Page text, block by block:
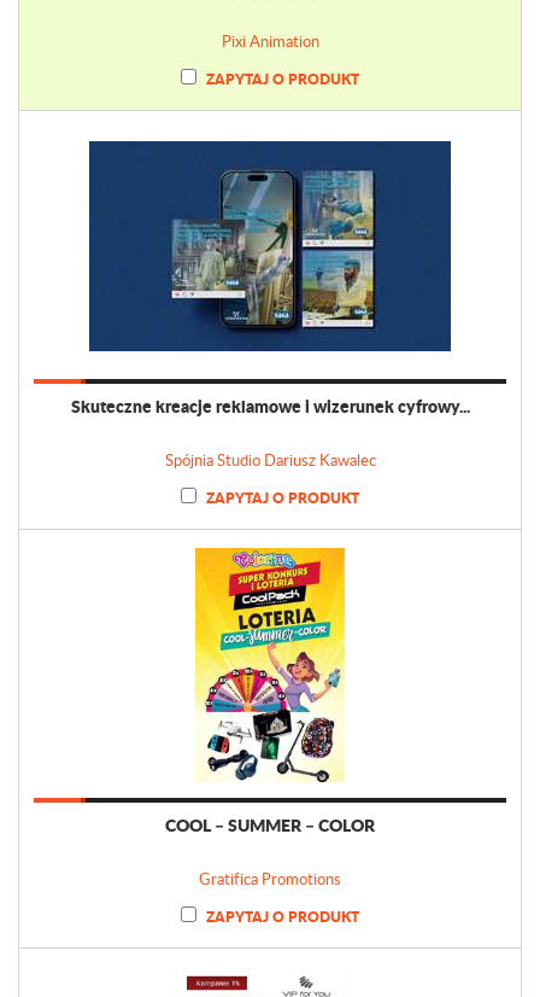
Pixi Animation
ZAPYTAJ O PRODUKT
Skuteczne kreacje reklamowe i wizerunek cyfrowy...
Spójnia Studio Dariusz Kawalec
ZAPYTAJ O PRODUKT
COOL – SUMMER – COLOR
Gratifica Promotions
ZAPYTAJ O PRODUKT